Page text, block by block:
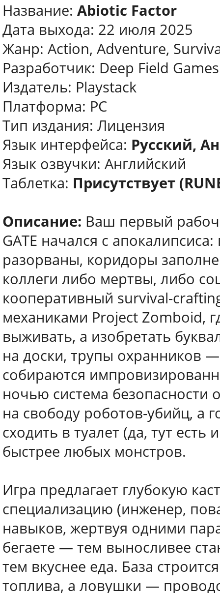
Название: Abiotic Factor
Дата выхода: 22 июля 2025
Жанр: Action, Adventure,
Разработчик: Deep Field Games
Издатель: Playstack
Платформа: PC
Тип издания: Лицензия
Язык интерфейса: Русский,
Язык озвучки: Английский
Таблетка: Присутствует
Описание: Ваш первый
GATE начался с
разорваны, коридоры
коллеги либо мертвы, либо
кооперативный survival-
механиками Project Zomboid,
выживать, а изобретать
на доски, трупы охранников
собираются
ночью система безопасности
на свободу роботов-убийц, а
сходить в туалет (да, тут
быстрее любых монстров.
Игра предлагает глубокую
специализацию (инженер,
навыков, жертвуя одними
бегаете — тем выносливее
тем вкуснее еда. База
топлива, а ловушки —